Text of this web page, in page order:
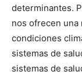
determinantes.
nos ofrecen una
condiciones
sistemas de
sistemas de